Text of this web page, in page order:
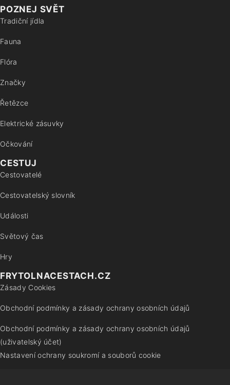
POZNEJ SVĚT
Tradiční jídla
Fauna
Flóra
Značky
Řetězce
Elektrické zásuvky
Očkování
CESTUJ
Cestovatelé
Cestovatelský slovník
Události
Světový čas
Hry
FRYTOLNACESTACH.CZ
Zásady Cookies
Obchodní podmínky a zásady ochrany osobních údajů
Obchodní podmínky a zásady ochrany osobních údajů
(uživatelský účet)
Nastavení ochrany soukromí a souborů cookie